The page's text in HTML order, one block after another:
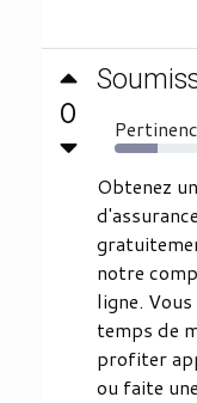
0
52%
Obtenez
notre
ligne.
temps de
profiter
ou faite